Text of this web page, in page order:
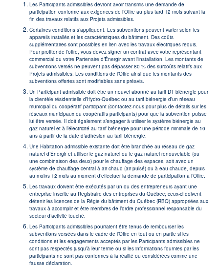
demande d’électricité à ces moments bien précis permet
d’optimiser le fonctionnement du réseau lorsqu’il est le plus
sollicité. Hydro-Québec peut ainsi éviter des investissements ou
des dépenses supplémentaires pour répondre à la demande en
période de pointe.
Au cours de la période 2022-2030, l’offre biénergie pourrait donc
permettre à la société québécoise d’économiser près de 1,7 milliard
de dollars par rapport à un scénario tout électrique qui aurait un
impact tarifaire beaucoup plus important.
Les Participants admissibles devront avoir transmis une demande de
participation conforme aux exigences de l’Offre au plus tard 12 mois suivant la
fin des travaux relatifs aux Projets admissibles.
Certaines conditions s’appliquent. Les subventions peuvent varier selon les
appareils installés et les caractéristiques du bâtiment. Des coûts
supplémentaires sont possibles en lien avec les travaux électriques requis.
Pour profiter de l’offre, vous devez signer un contrat avec votre représentant
commercial ou votre Partenaire d’Énergir avant l’installation. Les montants de
subventions versés ne peuvent pas dépasser 80 % des surcoûts relatifs aux
Projets admissibles. Les conditions de l’Offre ainsi que les montants des
subventions offertes sont modifiables sans préavis.
Un Participant admissible doit être un nouvel abonné au tarif DT biénergie pour
la clientèle résidentielle d’Hydro-Québec ou au tarif biénergie d’un réseau
municipal ou coopératif participant (contactez-nous pour plus de détails sur les
réseaux municipaux ou coopératifs participants) pour que la subvention puisse
lui être versée. Il doit également s’engager à utiliser le système biénergie au
gaz naturel et à l’électricité au tarif biénergie pour une période minimale de 10
ans à partir de la date d’adhésion au tarif biénergie.
Une Habitation admissible existante doit être branchée au réseau de gaz
naturel d’Énergir et utiliser le gaz naturel ou le gaz naturel renouvelable (ou
une combinaison des deux) pour le chauffage des espaces, soit avec un
système de chauffage central à air chaud (air pulsé) ou à eau chaude, depuis
au moins 12 mois au moment d’effectuer la demande de participation à l’Offre.
Les travaux doivent être exécutés par un ou des entrepreneurs ayant une
entreprise inscrite au Registraire des entreprises du Québec; ceux-ci doivent
détenir les licences de la Régie du bâtiment du Québec (RBQ) appropriées aux
travaux à accomplir et être membres de l’ordre professionnel responsable du
secteur d’activité touché.
Les Participants admissibles pourraient être tenus de rembourser les
subventions versées dans le cadre de l’Offre en tout ou en partie si les
conditions et les engagements acceptés par les Participants admissibles ne
sont pas respectés jusqu’à leur terme ou si les informations fournies par les
participants ne sont pas conformes à la réalité ou considérées comme une
fausse déclaration.